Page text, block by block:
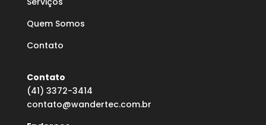
Quem Somos
Contato
Contato
(41) 3372-3414
contato@wandertec.com.br